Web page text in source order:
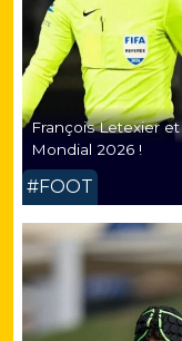
François Letexier
Mondial 2026 !
#FOOT